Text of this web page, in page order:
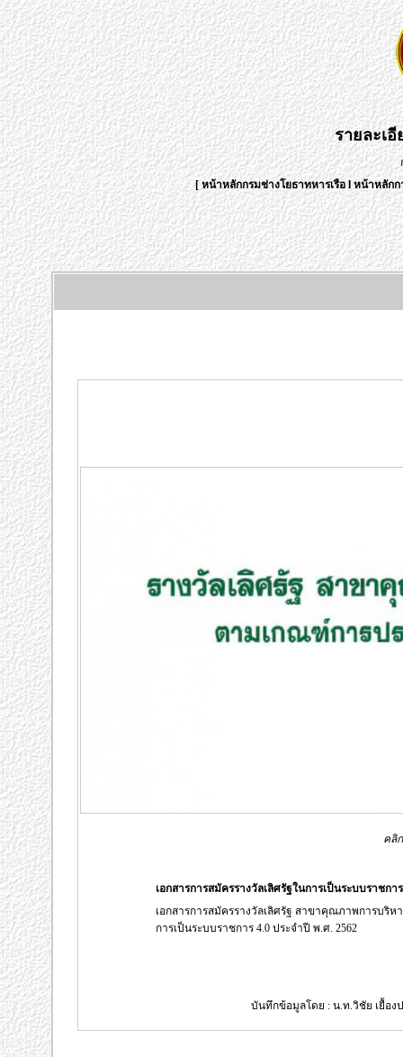
รายละเ
[หน้าหลักกรมช่างโยธาทหารเรือlหน้าหลักก
คลิ
เอกสารการสมัครรางวัลเลิศรัฐในการเป็นระบบราชกา
เอกสารการสมัครรางวัลเลิศรัฐ สาขาคุณภาพการบริ
การเป็นระบบราชการ 4.0 ประจำปี พ.ศ. 2562
บันทึกข้อมูลโดย : น.ท.วิชัย เยื้องป